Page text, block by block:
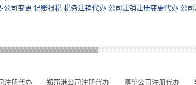
司变更 记账报税 税务注销代办 公司注销注册变更代办 公
注册代办 郑蒲港公司注册代办 博望公司注册代办